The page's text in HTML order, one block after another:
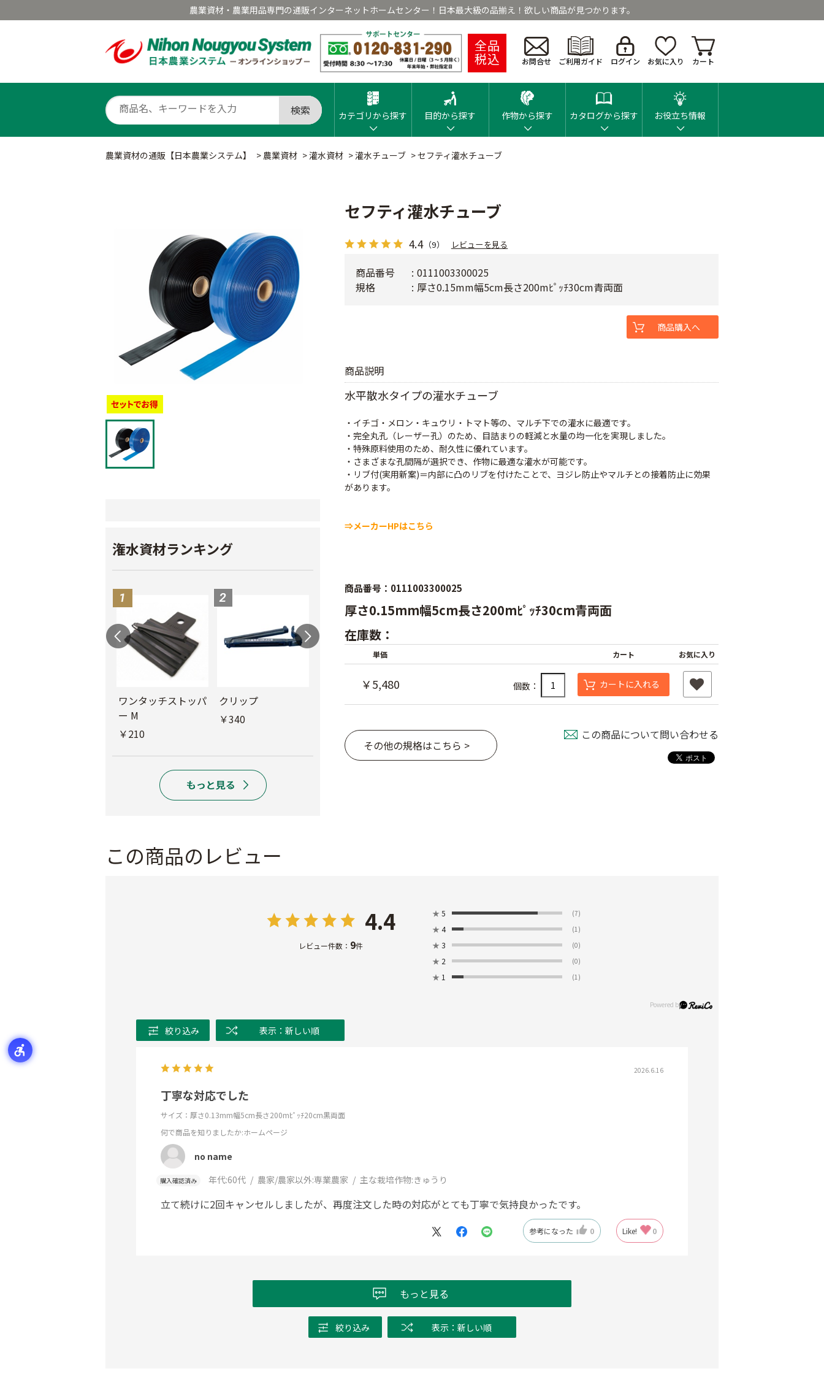
農業資材・農業用品専門の通販インターネットホームセンター！日本最大級の品揃え！欲しい商品が見つかります。
全品
税込 お問合せ ご利用ガイド ログイン お気に入り カート
検索 カテゴリから探す 目的から探す 作物から探す カタログから探す お役立ち情報
農業資材の通販【日本農業システム】 > 農業資材 >灌水資材 >灌水チューブ >セフティ灌水チューブ
潅水資材ランキング
ワンタッチストッパ
ー M
￥210
クリップ
￥340
ワンタッチニップル
￥380
スクリューニップル
ワンタッチニップル
チューブフィルター
￥440
セフティ灌水チューブ
4.4（9） レビューを見る
商品説明
水平散水タイプの灌水チューブ
・イチゴ・メロン・キュウリ・トマト等の、マルチ下での灌水に最適です。
・完全丸孔（レーザー孔）のため、目詰まりの軽減と水量の均一化を実現しました。
・特殊原料使用のため、耐久性に優れています。
・さまざまな孔間隔が選択でき、作物に最適な灌水が可能です。
・リブ付(実用新案)＝内部に凸のリブを付けたことで、ヨジレ防止やマルチとの接着防止に効果
があります。
⇒メーカーHPはこちら
商品番号
0111003300025
規格
厚さ0.15mm幅5cm長さ200mﾋﾟｯﾁ30cm青両面
商品購入へ
商品番号：0111003300025
厚さ0.15mm幅5cm長さ200mﾋﾟｯﾁ30cm青両面
在庫数：
単価 カート お気に入り
￥5,480 個数： カートに入れる
その他の規格はこちら >
この商品について問い合わせる
この商品のレビュー
4.4
レビュー件数： 9件
★ 5 (7)
★ 4 (1)
★ 3 (0)
★ 2 (0)
★ 1 (1)
絞り込み 表示：新しい順
2026.6.16
丁寧な対応でした
サイズ：厚さ0.13mm幅5cm長さ200mﾋﾟｯﾁ20cm黒両面
何で商品を知りましたか:ホームページ
no name
購入確認済み 年代:60代 農家/農家以外:専業農家 主な栽培作物:きゅうり
立て続けに2回キャンセルしましたが、再度注文した時の対応がとても丁寧で気持良かったです。
参考になった 0 Like! 0
もっと見る
絞り込み 表示：新しい順